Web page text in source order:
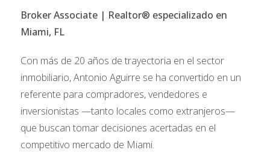
En algunos casos, los inversionistas extranjeros
financiamiento respaldados por el gobierno.
Estos programas pueden ofrecer tasas de interés
competitivas y requisitos de pago inicial más
bajos. Sin embargo, es importante investigar a
fondo los requisitos de elegibilidad. Tu
inmobiliariopuede ayudarte a identificar si
Broker Associate | Realtor® especializado en
Miami, FL
Con más de 20 años de trayectoria en el sector
inmobiliario, Antonio Aguirre se ha convertido en un
referente para compradores, vendedores e
inversionistas —tanto locales como extranjeros—
que buscan tomar decisiones acertadas en el
competitivo mercado de Miami.